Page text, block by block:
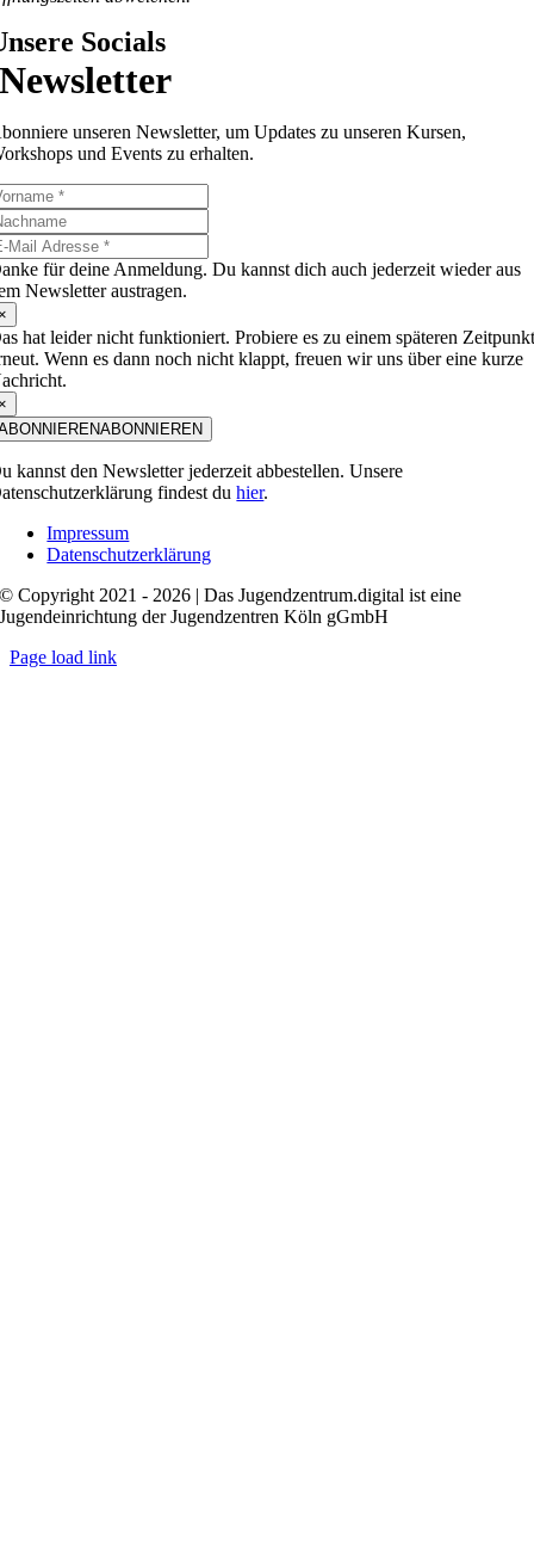
Socials
Newsletter
unseren Newsletter, um Updates zu unseren Kursen,
und Events zu erhalten.
für deine Anmeldung. Du kannst dich auch jederzeit wieder aus
Newsletter austragen.
hat leider nicht funktioniert. Probiere es zu einem späteren
Wenn es dann noch nicht klappt, freuen wir uns über eine kurze
ABONNIEREN
kannst den Newsletter jederzeit abbestellen. Unsere
findest duhier.
Impressum
Datenschutzerklärung
© Copyright 2021 - 2026 | Das Jugendzentrum.digital ist eine
Jugendeinrichtung der Jugendzentren Köln gGmbH
Page load link